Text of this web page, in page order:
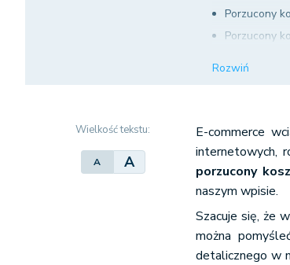
Porzucony
Porzucony
Rozwiń
Wielkość tekstu:
A A
E-commerce
internetowych,
porzucony
naszym wpisie.
Szacuje się, że
można
detalicznego w